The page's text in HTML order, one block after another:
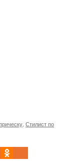
Стилист по